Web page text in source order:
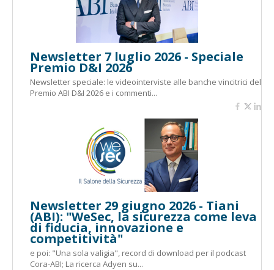
Newsletter 7 luglio 2026 - Speciale
Premio D&I 2026
Newsletter speciale: le videointerviste alle banche vincitrici del
Premio ABI D&I 2026 e i commenti...
Newsletter 29 giugno 2026 - Tiani
(ABI): "WeSec, la sicurezza come leva
di fiducia, innovazione e
competitività"
e poi: "Una sola valigia", record di download per il podcast
Cora-ABI; La ricerca Adyen su...